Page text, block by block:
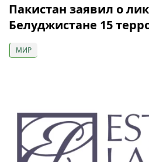
Пакистан заявил о
Белуджистане 15
МИР